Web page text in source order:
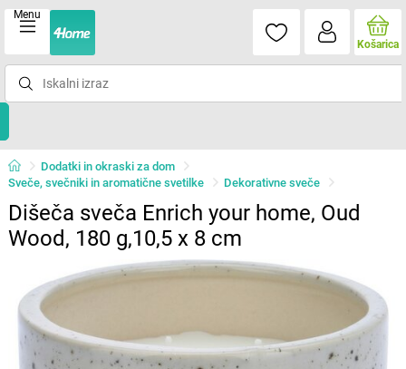
Menu
Košarica
Dodatki in okraski za dom
Sveče, svečniki in aromatične svetilke
Dekorativne sveče
Dišeča sveča Enrich your home, Oud
Wood, 180 g,10,5 x 8 cm